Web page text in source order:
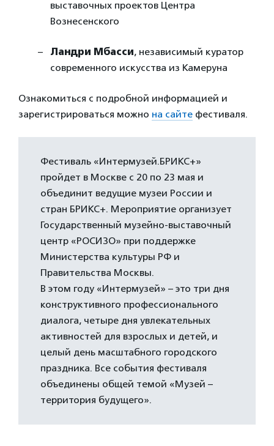
выставочных проектов Центра
Вознесенского
Ландри Мбасси, независимый куратор
современного искусства из Камеруна
Ознакомиться с подробной информацией и
зарегистрироваться можно на сайте фестиваля.
Фестиваль «Интермузей.БРИКС+»
пройдет в Москве с 20 по 23 мая и
объединит ведущие музеи России и
стран БРИКС+. Мероприятие организует
Государственный музейно-выставочный
центр «РОСИЗО» при поддержке
Министерства культуры РФ и
Правительства Москвы.
В этом году «Интермузей» – это три дня
конструктивного профессионального
диалога, четыре дня увлекательных
активностей для взрослых и детей, и
целый день масштабного городского
праздника. Все события фестиваля
объединены общей темой «Музей –
территория будущего».